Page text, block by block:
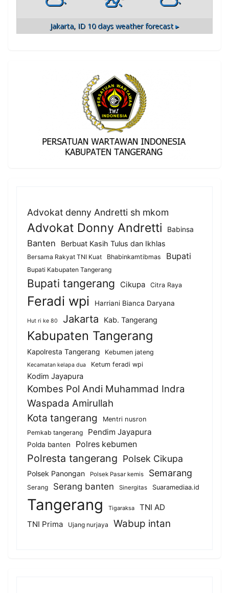
Jakarta, ID 10 days weather forecast ▸
Advokat denny Andretti sh mkom
Advokat Donny Andretti Babinsa
Banten Berbuat Kasih Tulus dan Ikhlas
Bersama Rakyat TNI Kuat Bhabinkamtibmas Bupati
Bupati Kabupaten Tangerang
Bupati tangerang Cikupa Citra Raya
Feradi wpi Harriani Bianca Daryana
Hut ri ke 80 Jakarta Kab. Tangerang
Kabupaten Tangerang
Kapolresta Tangerang Kebumen jateng
Kecamatan kelapa dua Ketum feradi wpi
Kodim Jayapura
Kombes Pol Andi Muhammad Indra
Waspada Amirullah
Kota tangerang
Mentri nusron
Pemkab tangerang
Pendim Jayapura
Polda banten Polres kebumen
Polresta tangerang Polsek Cikupa
Polsek Panongan Polsek Pasar kemis Semarang
Serang Serang banten Sinergitas Suaramediaa.id
Tangerang Tigaraksa
TNI AD
TNI Prima
Ujang nurjaya Wabup intan